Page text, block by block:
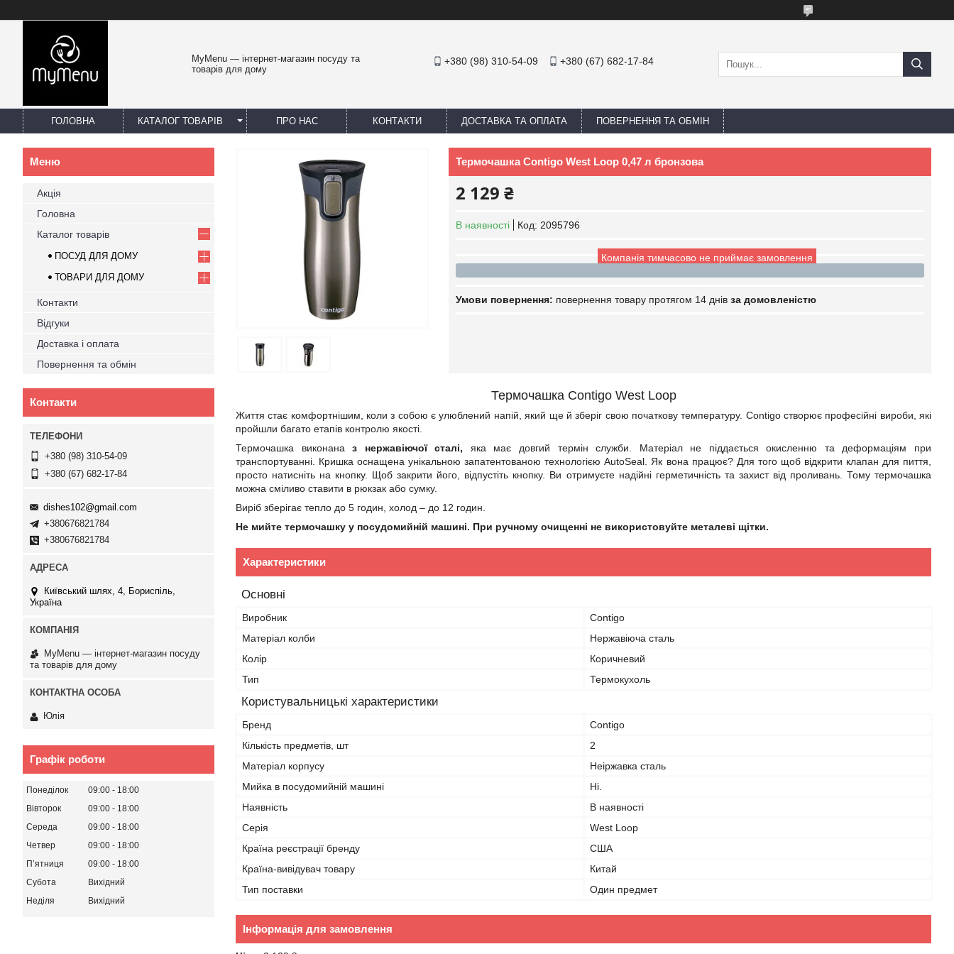
MyMenu — інтернет-магазин посуду та
товарів для дому
+380 (98) 310-54-09 +380 (67) 682-17-84
ГОЛОВНА КАТАЛОГ ТОВАРІВ ПРО НАС КОНТАКТИ ДОСТАВКА ТА ОПЛАТА ПОВЕРНЕННЯ ТА ОБМІН
Термочашка Contigo West Loop 0,47 л бронзова
2 129 ₴
В наявності Код: 2095796
Компанія тимчасово не приймає замовлення
повернення товару протягом 14 днів за домовленістю
Термочашка Contigo West Loop
Життя стає комфортнішим, коли з собою є улюблений напій, який ще й зберіг свою початкову температуру. Contigo створює професійні вироби, які
пройшли багато етапів контролю якості.
Термочашка виконаназ нержавіючої сталі, яка має довгий термін служби. Матеріал не піддається окисленню та деформаціям при
транспортуванні. Кришка оснащена унікальною запатентованою технологією AutoSeal. Як вона працює? Для того щоб відкрити клапан для пиття,
просто натисніть на кнопку. Щоб закрити його, відпустіть кнопку. Ви отримуєте надійні герметичність та захист від проливань. Тому термочашка
можна сміливо ставити в рюкзак або сумку.
Виріб зберігає тепло до 5 годин, холод – до 12 годин.
Не мийте термочашку у посудомийній машині. При ручному очищенні не використовуйте металеві щітки.
Характеристики
Основні
Виробник
Contigo
Матеріал колби
Нержавіюча сталь
Колір
Коричневий
Тип
Термокухоль
Користувальницькі характеристики
Бренд
Contigo
Кількість предметів, шт
2
Матеріал корпусу
Неіржавка сталь
Мийка в посудомийній машині
Ні.
Наявність
В наявності
Серія
West Loop
Країна реєстрації бренду
США
Країна-вивідувач товару
Китай
Тип поставки
Один предмет
Інформація для замовлення
Акція
Головна
Каталог товарів
ПОСУД ДЛЯ ДОМУ
ТОВАРИ ДЛЯ ДОМУ
Контакти
Відгуки
Доставка і оплата
Повернення та обмін
Контакти
+380 (98) 310-54-09
+380 (67) 682-17-84
dishes102@gmail.com
+380676821784
+380676821784
Київський шлях, 4, Бориспіль,
Україна
MyMenu — інтернет-магазин посуду
та товарів для дому
Юлія
Графік роботи
Понеділок 09:00
18:00
Вівторок
09:00
18:00
Середа
09:00
18:00
Четвер
09:00
18:00
Пʼятниця
09:00
18:00
Субота
Вихідний
Неділя
Вихідний